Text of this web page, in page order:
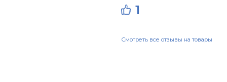
1
Смотреть все отзывы на товары